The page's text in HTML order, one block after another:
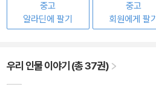
중고
알라딘에 팔기
중고
회원에게 팔기
우리 인물 이야기 (총 37권)